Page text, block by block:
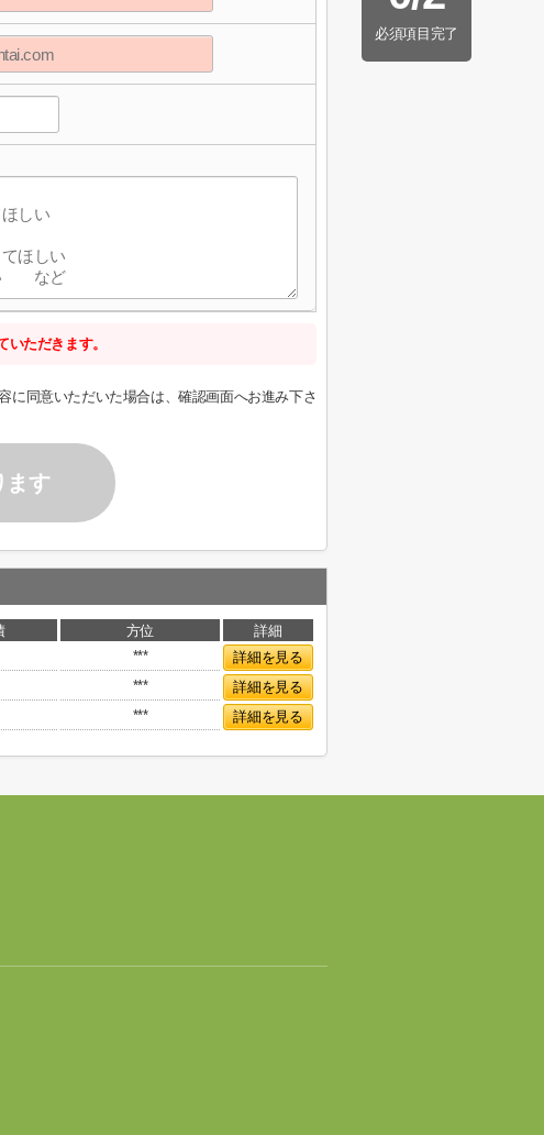
必須項目完了
ただきます。
に同意いただいた場合は、確認画面へお進み下さ
ます
方位
詳細
***
詳細を見る
***
詳細を見る
*** 詳細を見る